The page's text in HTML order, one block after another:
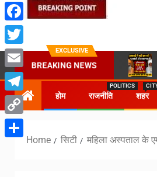
EXCLUSIVE
BREAKING NEWS
होम राजनीति
POLITICS
शहर
Home सिटी महिला अस्पताल के
WhatsApp
Facebook
Twitter
Email
Telegram
Copy
Share